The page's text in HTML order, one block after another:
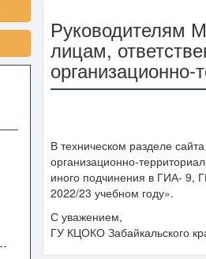
Руководителям
лицам,
В техническом разделе
организационно-
иного подчинения в ГИА- 9,
2022/23 учебном году».
С уважением,
ГУ КЦОКО Забайкальского